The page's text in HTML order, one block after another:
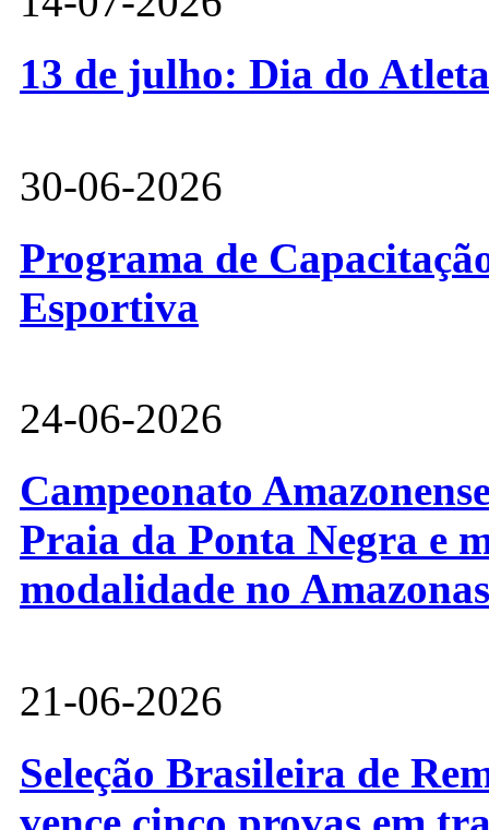
13 de julho: Dia do
30-06-2026
Programa de
Esportiva
24-06-2026
Campeonato
Praia da Ponta Negra e
modalidade no Amazonas
21-06-2026
Seleção Brasileira de